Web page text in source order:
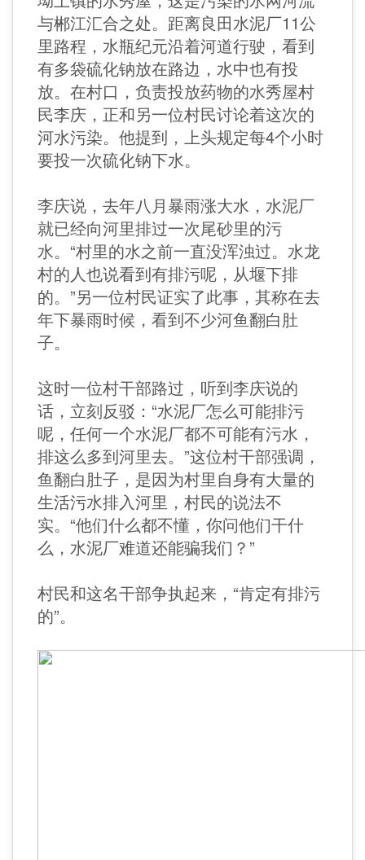
与郴江汇合之处。距离良田水泥厂11公
里路程，水瓶纪元沿着河道行驶，看到
有多袋硫化钠放在路边，水中也有投
放。在村口，负责投放药物的水秀屋村
民李庆，正和另一位村民讨论着这次的
河水污染。他提到，上头规定每4个小时
要投一次硫化钠下水。
李庆说，去年八月暴雨涨大水，水泥厂
就已经向河里排过一次尾砂里的污
水。“村里的水之前一直没浑浊过。水龙
村的人也说看到有排污呢，从堰下排
的。”另一位村民证实了此事，其称在去
年下暴雨时候，看到不少河鱼翻白肚
子。
这时一位村干部路过，听到李庆说的
话，立刻反驳：“水泥厂怎么可能排污
呢，任何一个水泥厂都不可能有污水，
排这么多到河里去。”这位村干部强调，
鱼翻白肚子，是因为村里自身有大量的
生活污水排入河里，村民的说法不
实。“他们什么都不懂，你问他们干什
么，水泥厂难道还能骗我们？”
村民和这名干部争执起来，“肯定有排污
的”。